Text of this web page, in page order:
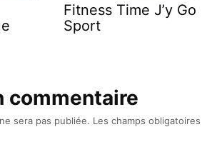
Fitness Time J’y Go
Sport
commentaire
sera pas publiée. Les champs obligatoires